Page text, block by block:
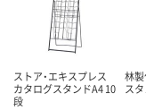
カ
ストア・エキスプレス
カタログスタンドA4 10
段
林
ス